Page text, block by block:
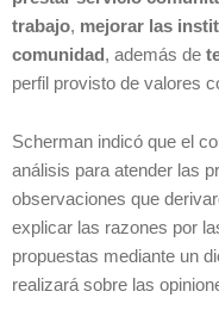
trabajo, mejorar las
comunidad , además de
perfil provisto de valores
Scherman indicó que el
análisis para atender las
observaciones que
explicar las razones por
propuestas mediante un
realizará sobre las